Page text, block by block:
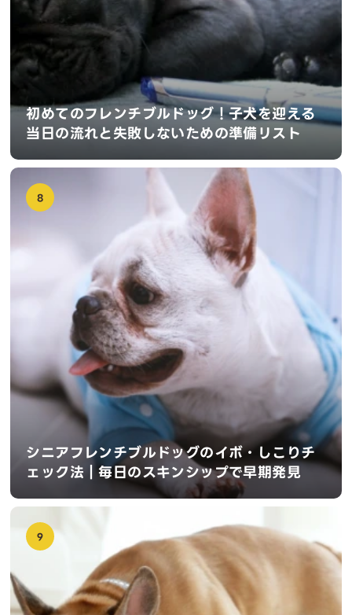
初めてのフレンチブルドッグ！子犬を迎える
当日の流れと失敗しないための準備リスト
8
シニアフレンチブルドッグのイボ・しこりチ
ェック法｜毎日のスキンシップで早期発見
9